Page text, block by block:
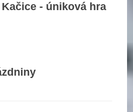
- úniková hra